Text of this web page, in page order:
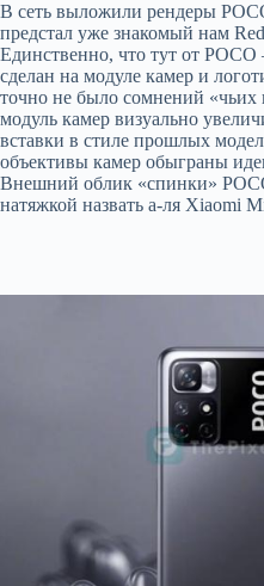
В сеть выложили рендеры
предстал уже знакомый нам
Единственно, что тут от
сделан на модуле камер и
точно не было сомнений «чьих
модуль камер визуально
вставки в стиле прошлых
объективы камер обыграны
Внешний облик «спинки»
натяжкой назвать а-ля Xiaomi